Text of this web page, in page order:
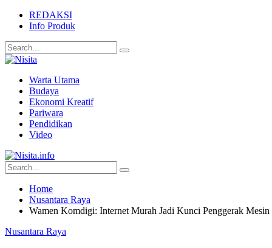
REDAKSI
Info Produk
Warta Utama
Budaya
Ekonomi Kreatif
Pariwara
Pendidikan
Video
Home
Nusantara Raya
Wamen Komdigi: Internet Murah Jadi Kunci Penggerak
Nusantara Raya